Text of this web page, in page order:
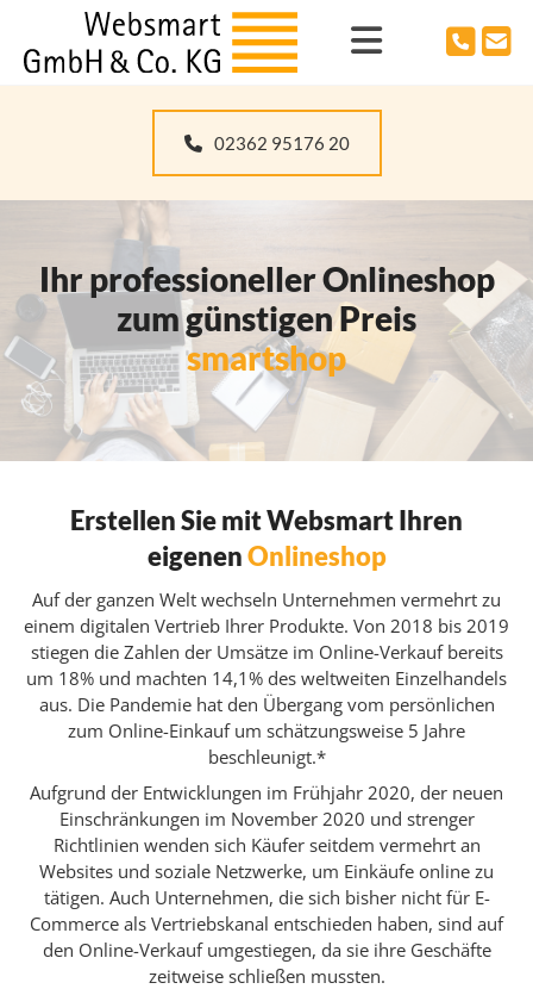
Zum Inhalt springen
02362 95176 20
Ihr professioneller Onlineshop
zum günstigen Preis
smartshop
Erstellen Sie mit Websmart Ihren
eigenenOnlineshop
Auf der ganzen Welt wechseln Unternehmen vermehrt zu
einem digitalen Vertrieb Ihrer Produkte. Von 2018 bis 2019
stiegen die Zahlen der Umsätze im Online-Verkauf bereits
um 18% und machten 14,1% des weltweiten Einzelhandels
aus. Die Pandemie hat den Übergang vom persönlichen
zum Online-Einkauf um schätzungsweise 5 Jahre
beschleunigt.*
Aufgrund der Entwicklungen im Frühjahr 2020, der neuen
Einschränkungen im November 2020 und strenger
Richtlinien wenden sich Käufer seitdem vermehrt an
Websites und soziale Netzwerke, um Einkäufe online zu
tätigen. Auch Unternehmen, die sich bisher nicht für E-
Commerce als Vertriebskanal entschieden haben, sind auf
den Online-Verkauf umgestiegen, da sie ihre Geschäfte
zeitweise schließen mussten.